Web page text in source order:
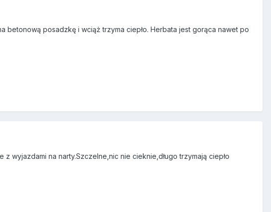
betonową posadzkę i wciąż trzyma ciepło. Herbata jest gorąca nawet po
wyjazdami na narty.Szczelne,nic nie cieknie,długo trzymają ciepło